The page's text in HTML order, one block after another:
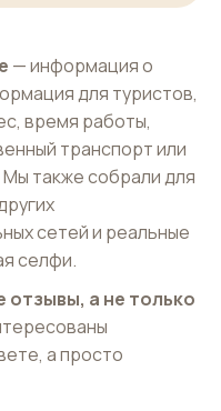
— информация о
для туристов,
время работы,
транспорт или
также собрали для
сетей и реальные
селфи.
отзывы, а не только
а просто